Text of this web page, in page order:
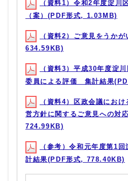
（資料1）令和2年度淀
（案）(PDF形式, 1.03MB)
（資料2）ご意見をうか
634.59KB)
（資料3）平成30年度淀
委員による評価 集計結果
（資料4）区政会議にお
営方針に関するご意見への対
724.99KB)
（参考）令和元年度第1
計結果(PDF形式, 778.40KB)